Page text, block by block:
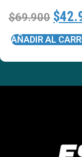
$69.900 $
AÑADIR AL